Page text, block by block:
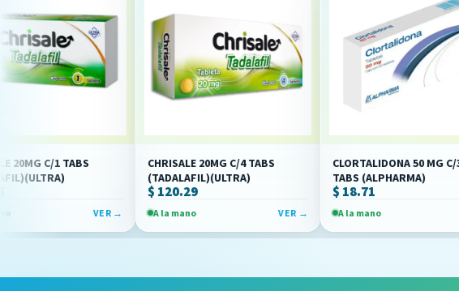
TABS
CHRISALE 20MG C/4 TABS
(TADALAFIL)(ULTRA)
A la mano
CLORTALIDONA 50 MG C/30
TABS (ALPHARMA)
A la mano